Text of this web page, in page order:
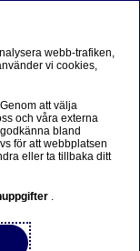
eller
som du
eller gör en stor
webb-trafiken,
vi cookies,
att välja
och våra externa
bland
för att webbplatsen
eller ta tillbaka ditt
.